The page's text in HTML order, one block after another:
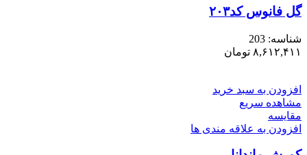
گل فانوس کد۲۰۳
شناسه: 203
۸,۶۱۲,۴۱۱ تومان
افزودن به سبد خرید
مشاهده سریع
مقایسه
افزودن به علاقه مندی ها